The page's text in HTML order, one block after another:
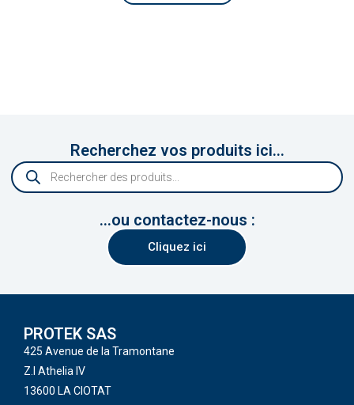
Recherchez vos produits ici...
...ou contactez-nous :
Cliquez ici
PROTEK SAS
425 Avenue de la Tramontane
Z.I Athelia IV
13600 LA CIOTAT